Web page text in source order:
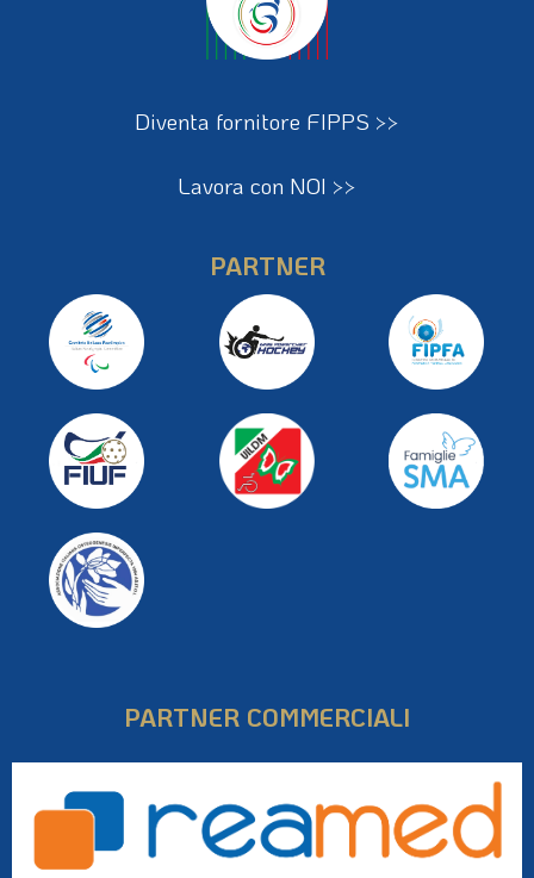
Diventa fornitore FIPPS >>
Lavora con NOI >>
PARTNER
PARTNER COMMERCIALI